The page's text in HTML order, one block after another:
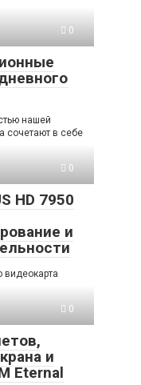
0
нашей
сочетают в себе
0
HD 7950
и
видеокарта
0
и
Eternal